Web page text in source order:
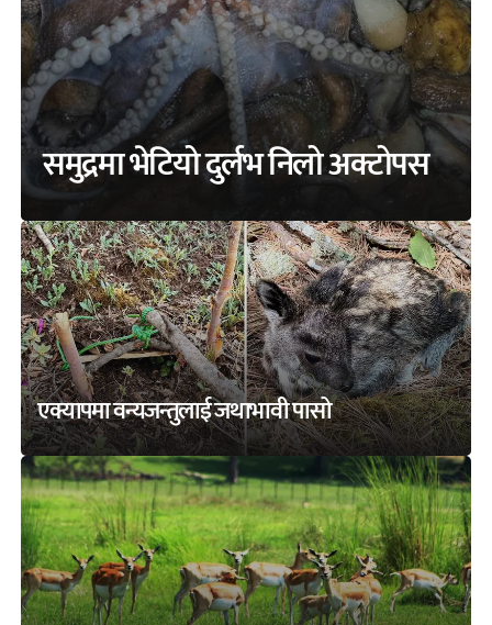
समुद्रमा भेटियो दुर्लभ निलो अक्टोपस
एक्यापमा वन्यजन्तुलाई जथाभावी पासो